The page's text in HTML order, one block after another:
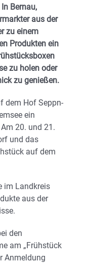
Bernau,
aus der
zu einem
Produkten ein
zu holen oder
zu genießen.
dem Hof Seppn-
ein
20. und 21.
und das
auf dem
im Landkreis
aus der
den
am „Frühstück
Anmeldung